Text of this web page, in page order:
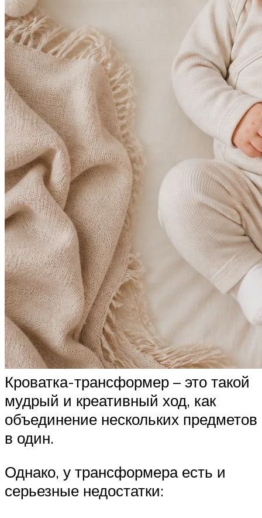
Кроватка-трансформер – это такой
мудрый и креативный ход, как
объединение нескольких предметов
в один.
Однако, у трансформера есть и
серьезные недостатки: